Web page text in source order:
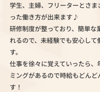
学生、主婦、フリーターとさま
った働き方が出来ます♪
研修制度が整っており、簡単な
れるので、未経験でも安心して
す。
仕事を徐々に覚えていったら、
ミングがあるので時給もどんど
す！